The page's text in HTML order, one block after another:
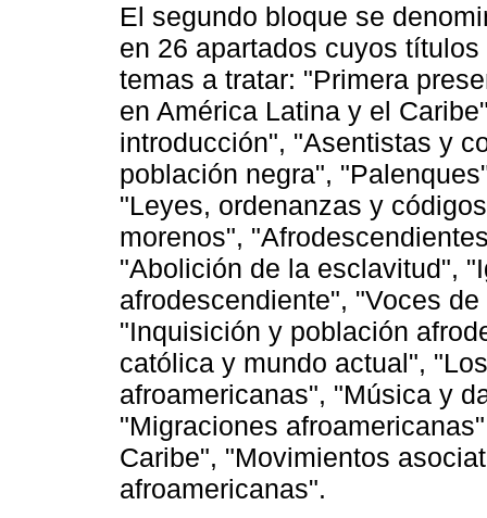
El segundo bloque se
en 26 apartados cuyos
temas a tratar: "Primera
en América Latina y el
introducción", "Asentistas y
población negra",
"Leyes, ordenanzas y
morenos",
"Abolición de la esclavitud",
afrodescendiente", "Voces
"Inquisición y población
católica y mundo actual",
afroamericanas", "Música y
"Migraciones
Caribe", "Movimientos
afroamericanas".